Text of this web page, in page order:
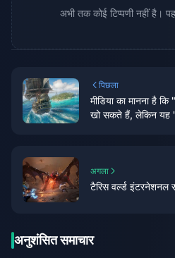
अभी तक कोई टिप्पणी नहीं है।
पिछला
मीडिया का मानना ​​है
खो सकते हैं, लेकिन यह
अगला
टैरिस वर्ल्ड इंटरनेशनल
अनुशंसित समाचार